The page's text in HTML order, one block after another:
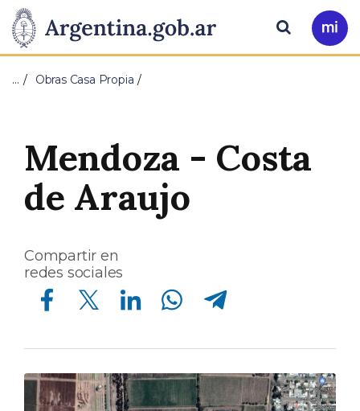
Presidencia
de
Nación
Pasar al contenido principal
Ir
a
Buscar
… Obras Casa Propia
Mendoza - Costa
de Araujo
Compartir en
redes sociales
Compartir en Facebook Compartir en Twitter Compartir en Linkedin Compartir en Whatsapp Compartir en Telegram